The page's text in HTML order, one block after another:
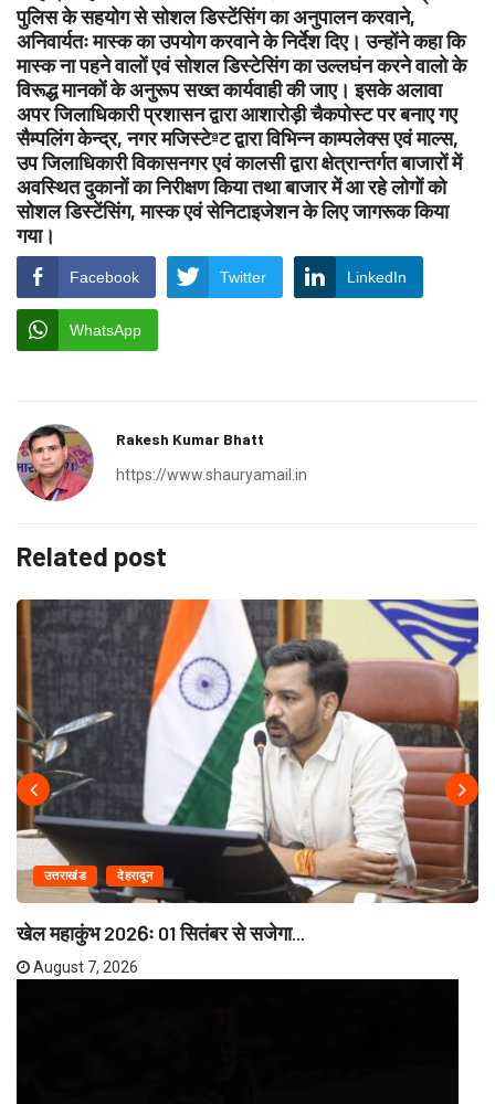
पुलिस के सहयोग से सोशल डिस्टेंसिंग का अनुपालन करवाने,
अनिवार्यतः मास्क का उपयोग करवाने के निर्देश दिए। उन्होंने कहा कि
मास्क ना पहने वालों एवं सोशल डिस्टेसिंग का उल्लघंन करने वालो के
विरूद्ध मानकों के अनुरूप सख्त कार्यवाही की जाए। इसके अलावा
अपर जिलाधिकारी प्रशासन द्वारा आशारोड़ी चैकपोस्ट पर बनाए गए
सैम्पलिंग केन्द्र, नगर मजिस्टेªट द्वारा विभिन्न काम्पलेक्स एवं माल्स,
उप जिलाधिकारी विकासनगर एवं कालसी द्वारा क्षेत्रान्तर्गत बाजारों में
अवस्थित दुकानों का निरीक्षण किया तथा बाजार में आ रहे लोगों को
सोशल डिस्टेंसिंग, मास्क एवं सेनिटाइजेशन के लिए जागरूक किया
गया।
Facebook Twitter LinkedIn
WhatsApp
Rakesh Kumar Bhatt
https://www.shauryamail.in
Related post
उत्तराखंड देहरादून
खेल महाकुंभ 2026ः 01 सितंबर से सजेगा...
August 7, 2026